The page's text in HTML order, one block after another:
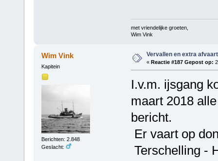
met vriendelijke groeten,
Wim Vink
Wim Vink
Kapitein
Berichten: 2.848
Geslacht:
Vervallen en extra
« Reactie #187 Gepost op:
I.v.m. ijsgang
maart 2018
bericht.
Er vaart op
Terschelling -